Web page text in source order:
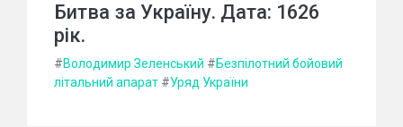
Битва за Україну. Дата: 1626
рік.
#Володимир Зеленський #Безпілотний бойовий
літальний апарат #Уряд України